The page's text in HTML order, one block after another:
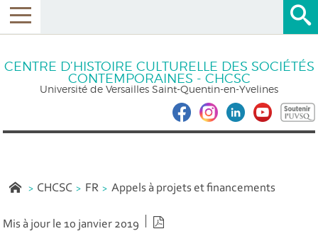
CENTRE D’HISTOIRE CULTURELLE DES SOCIÉTÉS
CONTEMPORAINES - CHCSC
Université de Versailles Saint-Quentin-en-Yvelines
CHCSC FR Appels à projets et financements
Mis à jour le 10 janvier 2019